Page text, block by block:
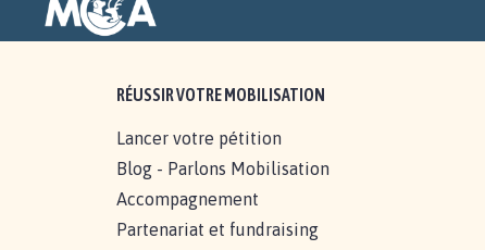
RÉUSSIR VOTRE MOBILISATION
Lancer votre pétition
Blog - Parlons Mobilisation
Accompagnement
Partenariat et fundraising